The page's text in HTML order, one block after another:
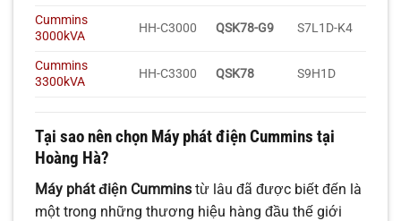
Cummins
3000kVA
HH-C3000 QSK78-G9 S7L1D-K4
Cummins
3300kVA
HH-C3300 QSK78 S9H1D
Tại sao nên chọn Máy phát điện Cummins tại
Hoàng Hà?
Máy phát điện Cummins từ lâu đã được biết đến là
một trong những thương hiệu hàng đầu thế giới